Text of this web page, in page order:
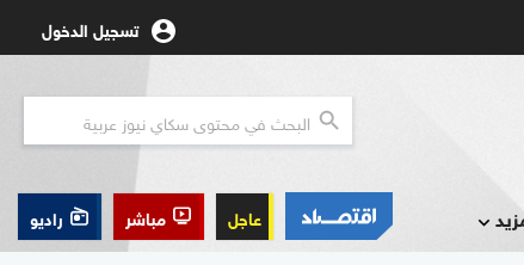
تسجيل الدخول
عاجل مباشر راديو